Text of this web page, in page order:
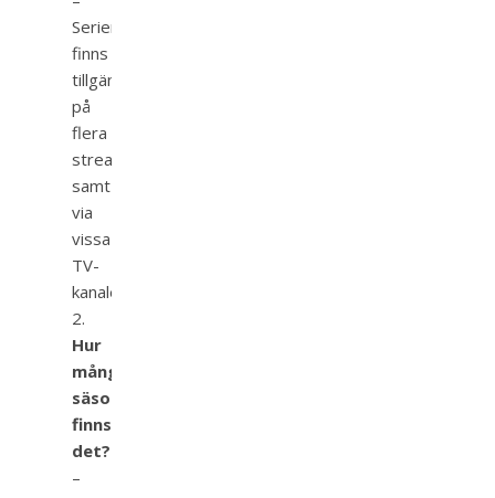
Serien
finns
tillgänglig
på
flera
streamingplattformar
samt
via
vissa
TV-
kanaler.
Hur
många
säsonger
finns
det?
–